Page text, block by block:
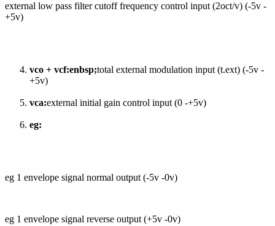
external low pass filter cutoff frequency control input (2oct/v) (-5v -
+5v)
vco + vcf:enbsp;total external modulation input (t.ext) (-5v -
+5v)
vca:external initial gain control input (0 -+5v)
eg:
eg 1 envelope signal normal output (-5v -0v)
eg 1 envelope signal reverse output (+5v -0v)